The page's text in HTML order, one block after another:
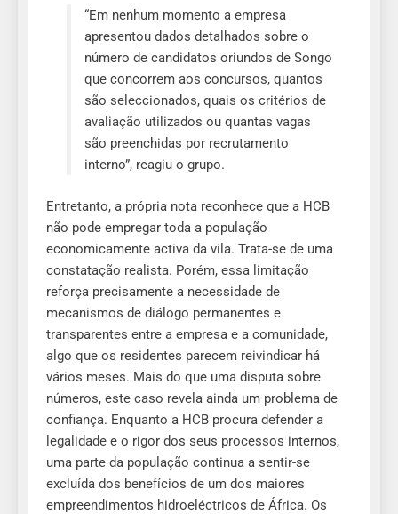
“Em nenhum momento a empresa
apresentou dados detalhados sobre o
número de candidatos oriundos de Songo
que concorrem aos concursos, quantos
são seleccionados, quais os critérios de
avaliação utilizados ou quantas vagas
são preenchidas por recrutamento
interno”, reagiu o grupo.
Entretanto, a própria nota reconhece que a HCB
não pode empregar toda a população
economicamente activa da vila. Trata-se de uma
constatação realista. Porém, essa limitação
reforça precisamente a necessidade de
mecanismos de diálogo permanentes e
transparentes entre a empresa e a comunidade,
algo que os residentes parecem reivindicar há
vários meses. Mais do que uma disputa sobre
números, este caso revela ainda um problema de
confiança. Enquanto a HCB procura defender a
legalidade e o rigor dos seus processos internos,
uma parte da população continua a sentir-se
excluída dos benefícios de um dos maiores
empreendimentos hidroeléctricos de África. Os